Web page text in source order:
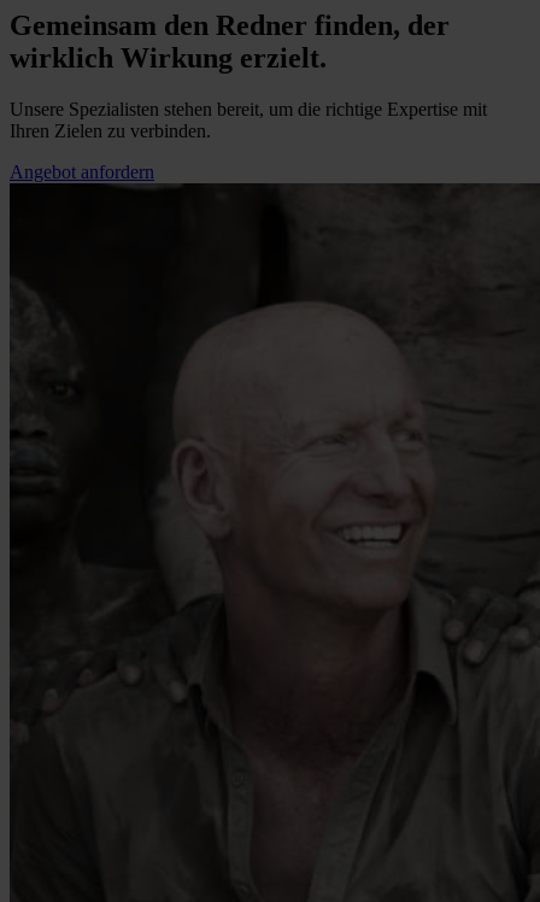
Gemeinsam den Redner finden, der
wirklich Wirkung erzielt.
Unsere Spezialisten stehen bereit, um die richtige Expertise mit
Ihren Zielen zu verbinden.
Angebot anfordern